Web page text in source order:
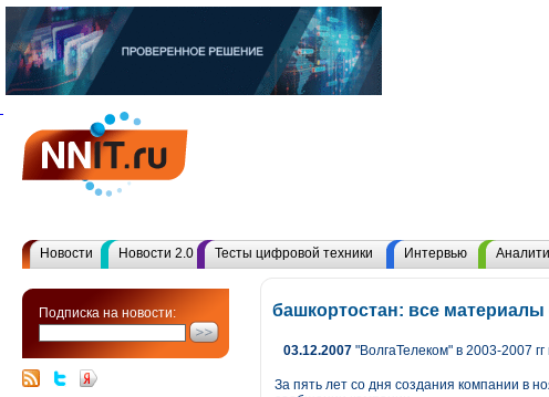
Новости Новости 2.0 Тесты цифровой техники Интервью
Подписка на новости: башкортостан: все
03.12.2007 "ВолгаТелеком" в 2003-2007
За пять лет со дня создания компании в